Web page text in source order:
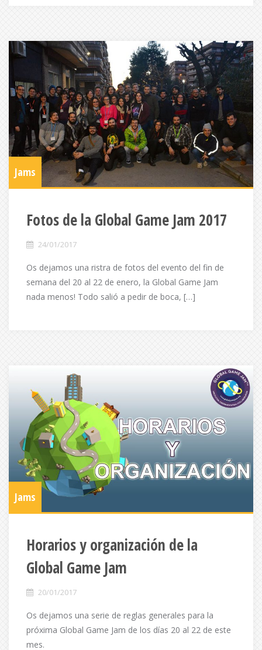
Jams
Fotos de la Global Game Jam 2017
24/01/2017
Os dejamos una ristra de fotos del evento del fin de
semana del 20 al 22 de enero, la Global Game Jam
nada menos! Todo salió a pedir de boca, […]
Jams
Horarios y organización de la
Global Game Jam
20/01/2017
Os dejamos una serie de reglas generales para la
próxima Global Game Jam de los días 20 al 22 de este
mes.